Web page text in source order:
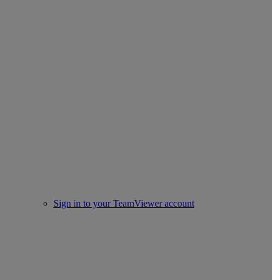
Sign in to your TeamViewer account